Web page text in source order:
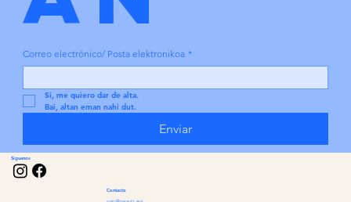
Correo electrónico/ Posta elektronikoa *
Si, me quiero dar de alta.
Bai, altan eman nahi dut.
Enviar
Contacto
Síguenos